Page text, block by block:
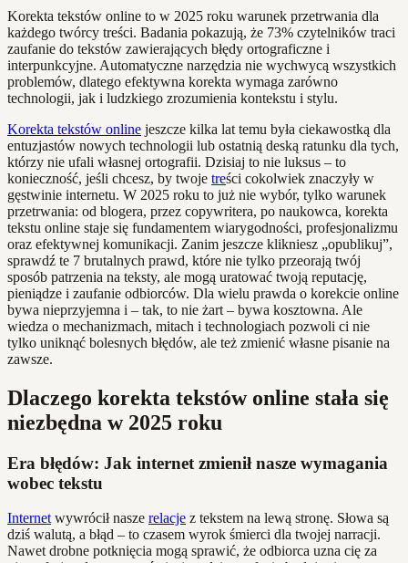
Korekta tekstów online to w 2025 roku warunek przetrwania dla
każdego twórcy treści. Badania pokazują, że 73% czytelników traci
zaufanie do tekstów zawierających błędy ortograficzne i
interpunkcyjne. Automatyczne narzędzia nie wychwycą wszystkich
problemów, dlatego efektywna korekta wymaga zarówno
technologii, jak i ludzkiego zrozumienia kontekstu i stylu.
Korekta tekstów online jeszcze kilka lat temu była ciekawostką dla
entuzjastów nowych technologii lub ostatnią deską ratunku dla tych,
którzy nie ufali własnej ortografii. Dzisiaj to nie luksus – to
konieczność, jeśli chcesz, by twoje treści cokolwiek znaczyły w
gęstwinie internetu. W 2025 roku to już nie wybór, tylko warunek
przetrwania: od blogera, przez copywritera, po naukowca, korekta
tekstu online staje się fundamentem wiarygodności, profesjonalizmu
oraz efektywnej komunikacji. Zanim jeszcze klikniesz „opublikuj”,
sprawdź te 7 brutalnych prawd, które nie tylko przeorają twój
sposób patrzenia na teksty, ale mogą uratować twoją reputację,
pieniądze i zaufanie odbiorców. Dla wielu prawda o korekcie online
bywa nieprzyjemna i – tak, to nie żart – bywa kosztowna. Ale
wiedza o mechanizmach, mitach i technologiach pozwoli ci nie
tylko uniknąć bolesnych błędów, ale też zmienić własne pisanie na
zawsze.
Dlaczego korekta tekstów online stała się
niezbędna w 2025 roku
Era błędów: Jak internet zmienił nasze wymagania
wobec tekstu
Internet wywrócił nasze relacje z tekstem na lewą stronę. Słowa są
dziś walutą, a błąd – to czasem wyrok śmierci dla twojej narracji.
Nawet drobne potknięcia mogą sprawić, że odbiorca uzna cię za